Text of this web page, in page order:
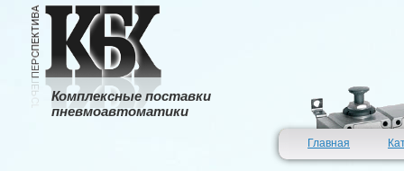
Комплексные поставки
пневмоавтоматики
Главная